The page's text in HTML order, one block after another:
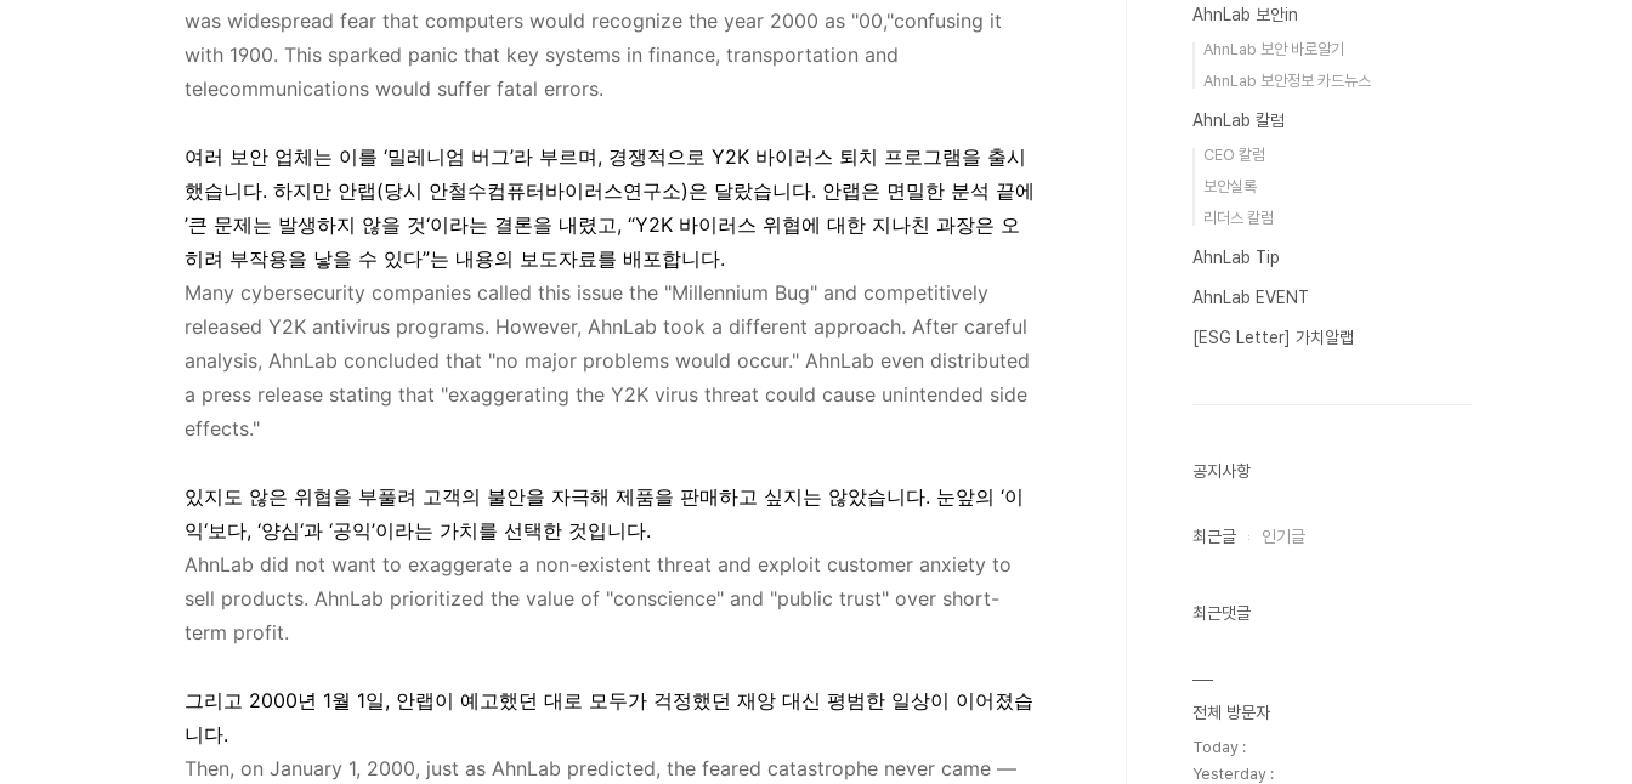
was widespread fear that computers would recognize the year 2000 as "00,"confusing it
with 1900. This sparked panic that key systems in finance, transportation and
telecommunications would suffer fatal errors.
여러 보안 업체는 이를 ‘밀레니엄 버그’라 부르며, 경쟁적으로 Y2K 바이러스 퇴치 프로그램을 출시
했습니다. 하지만 안랩(당시 안철수컴퓨터바이러스연구소)은 달랐습니다. 안랩은 면밀한 분석 끝에
’큰 문제는 발생하지 않을 것‘이라는 결론을 내렸고, “Y2K 바이러스 위협에 대한 지나친 과장은 오
히려 부작용을 낳을 수 있다”는 내용의 보도자료를 배포합니다.
Many cybersecurity companies called this issue the "Millennium Bug" and competitively
released Y2K antivirus programs. However, AhnLab took a different approach. After careful
analysis, AhnLab concluded that "no major problems would occur." AhnLab even distributed
a press release stating that "exaggerating the Y2K virus threat could cause unintended side
effects."
있지도 않은 위협을 부풀려 고객의 불안을 자극해 제품을 판매하고 싶지는 않았습니다. 눈앞의 ‘이
익‘보다, ‘양심‘과 ‘공익’이라는 가치를 선택한 것입니다.
AhnLab did not want to exaggerate a non-existent threat and exploit customer anxiety to
sell products. AhnLab prioritized the value of "conscience" and "public trust" over short-
term profit.
그리고 2000년 1월 1일, 안랩이 예고했던 대로 모두가 걱정했던 재앙 대신 평범한 일상이 이어졌습
니다.
Then, on January 1, 2000, just as AhnLab predicted, the feared catastrophe never came —
AhnLab 보안in
AhnLab 보안 바로알기
AhnLab 보안정보 카드뉴스
AhnLab 칼럼
CEO 칼럼
보안실록
리더스 칼럼
AhnLab Tip
AhnLab EVENT
[ESG Letter] 가치알랩
공지사항
최근글 인기글
최근댓글
전체 방문자
Today :
Yesterday :